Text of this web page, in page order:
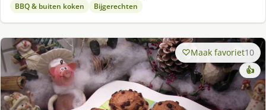
BBQ & buiten koken Bijgerechten
Maak favoriet10
👍